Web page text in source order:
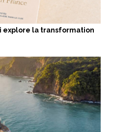
explore la transformation